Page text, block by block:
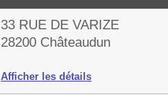
33 RUE DE VARIZE
28200 Châteaudun
Afficher les détails